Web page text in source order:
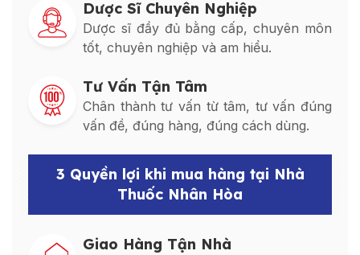
Dược Sĩ Chuyên Nghiệp
Dược sĩ đầy đủ bằng cấp, chuyên môn
tốt, chuyên nghiệp và am hiểu.
Tư Vấn Tận Tâm
Chân thành tư vấn từ tâm, tư vấn đúng
vấn đề, đúng hàng, đúng cách dùng.
3 Quyền lợi khi mua hàng tại Nhà
Thuốc Nhân Hòa
Giao Hàng Tận Nhà